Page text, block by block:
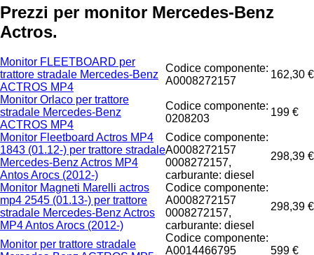
Prezzi per monitor Mercedes-Benz
Actros.
Monitor FLEETBOARD per
trattore stradale Mercedes-Benz
ACTROS MP4
Codice componente:
A0008272157
162,30 €
Monitor Orlaco per trattore
stradale Mercedes-Benz
ACTROS MP4
Codice componente:
0208203
199 €
Monitor Fleetboard Actros MP4
1843 (01.12-) per trattore stradale
Mercedes-Benz Actros MP4
Antos Arocs (2012-)
Codice componente:
A0008272157
0008272157,
carburante: diesel
298,39 €
Monitor Magneti Marelli actros
mp4 2545 (01.13-) per trattore
stradale Mercedes-Benz Actros
MP4 Antos Arocs (2012-)
Codice componente:
A0008272157
0008272157,
carburante: diesel
298,39 €
Monitor per trattore stradale
Codice componente:
A0014466795
599 €